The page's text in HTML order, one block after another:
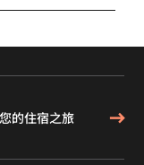
的住宿之旅